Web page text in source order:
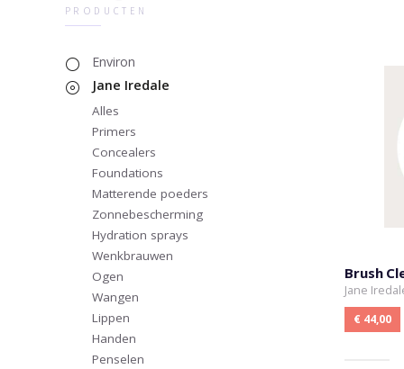
PRODUCTEN
Environ
Jane Iredale
Alles
Primers
Concealers
Foundations
Matterende poeders
Zonnebescherming
Hydration sprays
Wenkbrauwen
Ogen
Wangen
Lippen
Handen
Penselen
Brush
Jane
€ 44,00